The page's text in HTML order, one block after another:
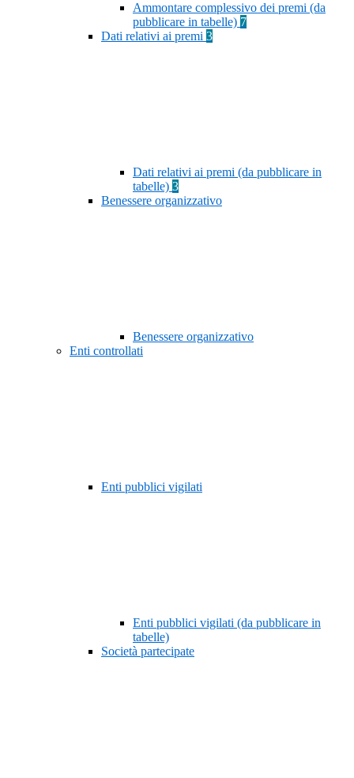
Ammontare complessivo dei premi (da
pubblicare in tabelle) 7
Dati relativi ai premi 3
Dati relativi ai premi (da pubblicare in
tabelle) 3
Benessere organizzativo
Benessere organizzativo
Enti controllati
Enti pubblici vigilati
Enti pubblici vigilati (da pubblicare in
tabelle)
Società partecipate